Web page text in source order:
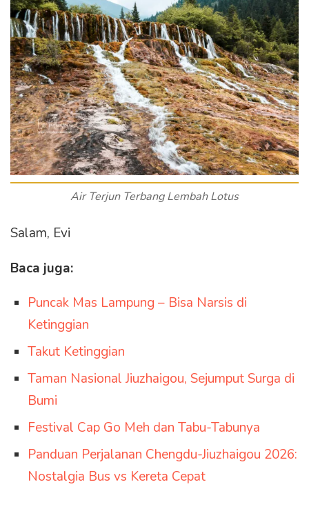
Air Terjun Terbang Lembah Lotus
Salam, Evi
Baca juga:
Puncak Mas Lampung – Bisa Narsis di
Ketinggian
Takut Ketinggian
Taman Nasional Jiuzhaigou, Sejumput Surga di
Bumi
Festival Cap Go Meh dan Tabu-Tabunya
Panduan Perjalanan Chengdu-Jiuzhaigou 2026:
Nostalgia Bus vs Kereta Cepat